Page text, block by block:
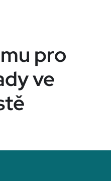
pro
ve